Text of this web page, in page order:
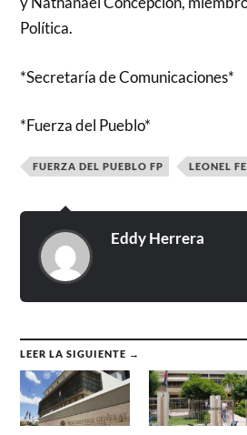
Política.
*Secretaría de Comunicaciones*
*Fuerza del Pueblo*
FUERZA DEL PUEBLO FP LEONEL
Eddy Herrera
LEER LA SIGUIENTE →